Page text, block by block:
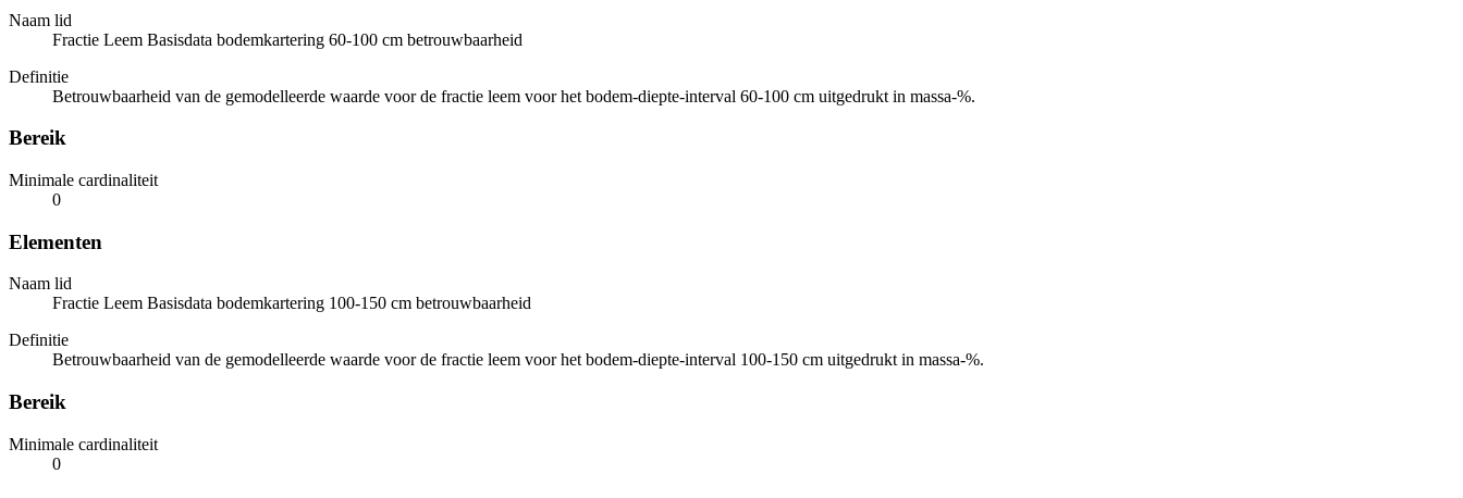
Naam lid
Fractie Leem Basisdata bodemkartering 60-100 cm betrouwbaarheid
Definitie
Betrouwbaarheid van de gemodelleerde waarde voor de fractie leem voor het bodem-diepte-interval 60-100 cm uitgedrukt in massa-%.
Bereik
Minimale cardinaliteit
0
Elementen
Naam lid
Fractie Leem Basisdata bodemkartering 100-150 cm betrouwbaarheid
Definitie
Betrouwbaarheid van de gemodelleerde waarde voor de fractie leem voor het bodem-diepte-interval 100-150 cm uitgedrukt in massa-%.
Bereik
Minimale cardinaliteit
0